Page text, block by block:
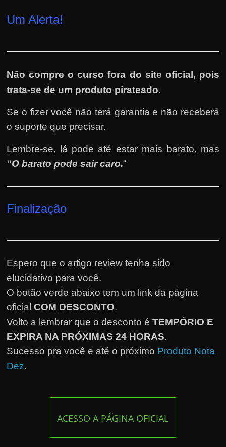
Um Alerta!
Não compre o curso fora do site oficial, pois
trata-se de um produto pirateado.
Se o fizer você não terá garantia e não receberá
o suporte que precisar.
Lembre-se, lá pode até estar mais barato, mas
“O barato pode sair caro.“
Finalização
Espero que o artigo review tenha sido
elucidativo para você.
O botão verde abaixo tem um link da página
oficialCOM DESCONTO.
Volto a lembrar que o desconto éTEMPÓRIO E
EXPIRA NA PRÓXIMAS 24 HORAS.
Sucesso pra você e até o próximo Produto Nota
Dez.
ACESSO A PÁGINA OFICIAL